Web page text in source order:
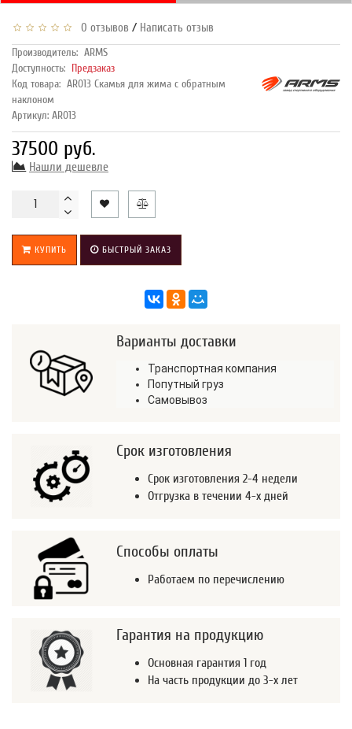
0 отзывов / Написать отзыв
Производитель: ARMS
Доступность: Предзаказ
Код товара: AR013 Скамья для жима с обратным
наклоном
Артикул: AR013
37500 руб.
Нашли дешевле
КУПИТЬ БЫСТРЫЙ ЗАКАЗ
Варианты доставки
Транспортная компания
Попутный груз
Самовывоз
Срок изготовления
Срок изготовления 2-4 недели
Отгрузка в течении 4-х дней
Способы оплаты
Работаем по перечислению
Гарантия на продукцию
Основная гарантия 1 год
На часть продукции до 3-х лет